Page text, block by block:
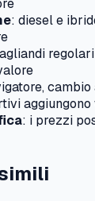
: diesel e
aggiungono
: i prezzi